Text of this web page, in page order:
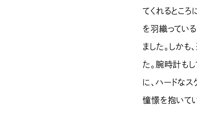
てくれるところ
を羽織ってい
ました。しか
た。腕時計も
に、ハードな
憧憬を抱いて